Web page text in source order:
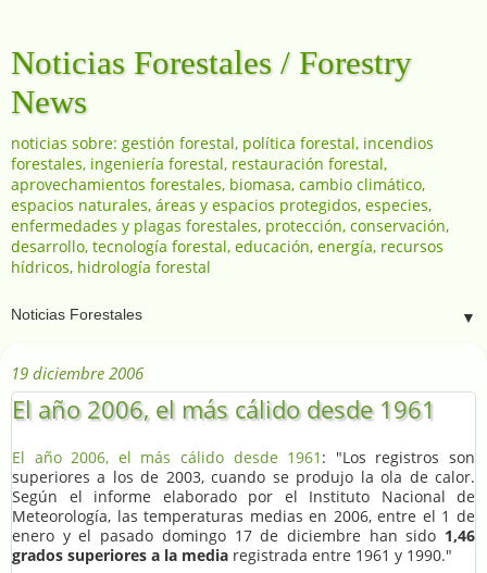
Noticias Forestales / Forestry
News
noticias sobre: gestión forestal, política forestal, incendios
forestales, ingeniería forestal, restauración forestal,
aprovechamientos forestales, biomasa, cambio climático,
espacios naturales, áreas y espacios protegidos, especies,
enfermedades y plagas forestales, protección, conservación,
desarrollo, tecnología forestal, educación, energía, recursos
hídricos, hidrología forestal
▼
19 diciembre 2006
El año 2006, el más cálido desde 1961
El año 2006, el más cálido desde 1961 : "Los registros son
superiores a los de 2003, cuando se produjo la ola de calor.
Según el informe elaborado por el Instituto Nacional de
Meteorología, las temperaturas medias en 2006, entre el 1 de
enero y el pasado domingo 17 de diciembre han sido 1,46
grados superiores a la media registrada entre 1961 y 1990."